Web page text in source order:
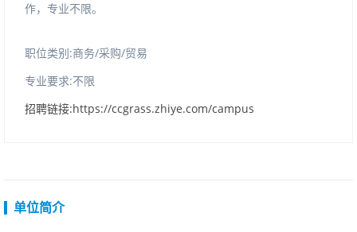
作， 专业不限。
职位类别:商务/采购/贸易
专业要求:不限
招聘链接:https://ccgrass.zhiye.com/campus
单位简介